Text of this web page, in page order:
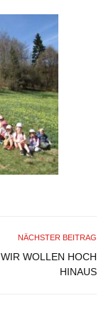
NÄCHSTER BEITRAG
WIR WOLLEN HOCH
HINAUS